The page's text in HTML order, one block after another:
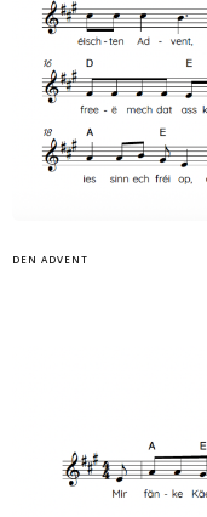
DEN ADVENT